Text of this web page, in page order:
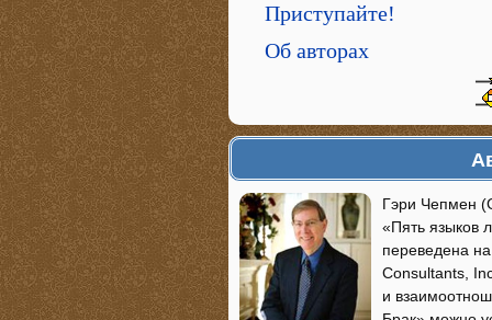
Приступайте!
Об авторах
Гэри Чепмен
«Пять языков
переведена
Consultants,
и